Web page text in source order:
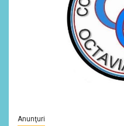
Anunţuri